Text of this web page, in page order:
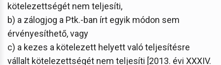
kötelezettségét nem teljesíti,
b) a zálogjog a Ptk.-ban írt egyik módon sem
érvényesíthető, vagy
c) a kezes a kötelezett helyett való teljesítésre
vállalt kötelezettségét nem teljesíti [2013. évi XXXIV.